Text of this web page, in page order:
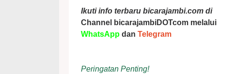
Ikuti info terbaru bicarajambi.com di
Channel bicarajambiDOTcom melalui
WhatsApp dan Telegram
Peringatan Penting!